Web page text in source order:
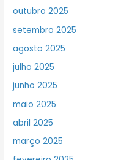
outubro 2025
setembro 2025
agosto 2025
julho 2025
junho 2025
maio 2025
abril 2025
março 2025